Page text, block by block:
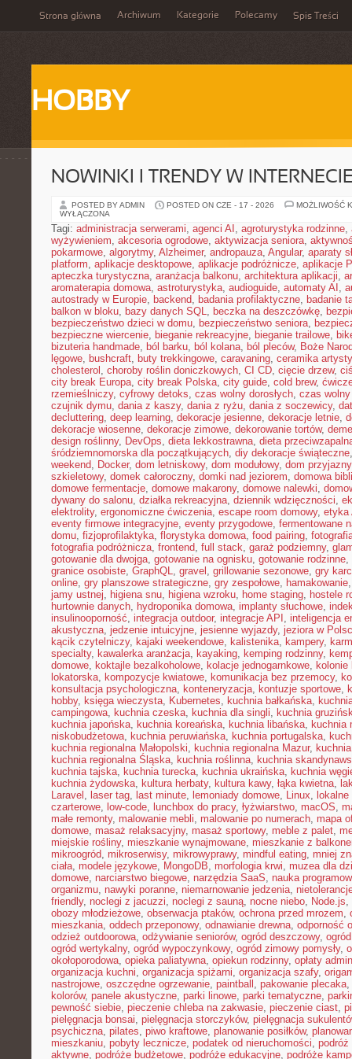
Strona główna Archiwum Kategorie Polecamy Spis Treści
HOBBY
NOWINKI I TRENDY W
POSTED BY ADMIN POSTED ON CZE - 17 - 2026
MOŻLIWOŚĆ
WYŁĄCZONA
Tagi: administracja serwerami, agenci AI , agroturystyka rodzinne,
wyżywieniem, akcesoria ogrodowe, aktywizacja seniora,
pokarmowe, algorytmy, Alzheimer, andropauza, Angular, aparaty
platform, aplikacje desktopowe, aplikacje podróżnicze, aplikacje
apteczka turystyczna, aranżacja balkonu, architektura aplikacji,
aromaterapia domowa, astroturystyka, audioguide, automaty AI ,
autostrady w Europie, backend, badania profilaktyczne, badanie
balkon w bloku, bazy danych SQL, beczka na deszczówkę,
bezpieczeństwo dzieci w domu, bezpieczeństwo seniora,
bezpieczne wiercenie, bieganie rekreacyjne, bieganie trailowe,
bizuteria handmade, ból barku, ból kolana, ból pleców, Boże
lęgowe, bushcraft, buty trekkingowe, caravaning, ceramika
cholesterol , choroby roślin doniczkowych, CI CD, cięcie drzew,
city break Europa, city break Polska, city guide, cold brew,
rzemieślniczy, cyfrowy detoks, czas wolny dorosłych, czas
czujnik dymu, dania z kaszy, dania z ryżu, dania z soczewicy,
decluttering, deep learning, dekoracje jesienne, dekoracje letnie,
dekoracje wiosenne, dekoracje zimowe, dekorowanie tortów,
design roślinny, DevOps, dieta lekkostrawna, dieta
śródziemnomorska dla początkujących, diy dekoracje świąteczne
weekend, Docker, dom letniskowy, dom modułowy, dom
szkieletowy, domek całoroczny, domki nad jeziorem, domowa
domowe fermentacje, domowe makarony, domowe nalewki,
dywany do salonu, działka rekreacyjna, dziennik wdzięczności,
elektrolity, ergonomiczne ćwiczenia, escape room domowy, etyka
eventy firmowe integracyjne, eventy przygodowe, fermentowane
domu, fizjoprofilaktyka, florystyka domowa, food pairing,
fotografia podróżnicza, frontend, full stack, garaż podziemny,
gotowanie dla dwojga, gotowanie na ognisku, gotowanie rodzinne,
granice osobiste, GraphQL, gravel , grillowanie sezonowe, gry
online, gry planszowe strategiczne, gry zespołowe, hamakowanie
jamy ustnej, higiena snu, higiena wzroku, home staging, hostele
hurtownie danych, hydroponika domowa, implanty słuchowe,
insulinooporność, integracja outdoor, integracje API , inteligencja
akustyczna, jedzenie intuicyjne, jesienne wyjazdy, jeziora w
kącik czytelniczy, kajaki weekendowe, kalistenika, kampery,
specialty, kawalerka aranżacja, kayaking, kemping rodzinny,
domowe, koktajle bezalkoholowe, kolacje jednogarnkowe, kolonie
lokatorska, kompozycje kwiatowe, komunikacja bez przemocy,
konsultacja psychologiczna, konteneryzacja, kontuzje sportowe,
hobby, księga wieczysta, Kubernetes, kuchnia bałkańska,
campingowa, kuchnia czeska, kuchnia dla singli, kuchnia
kuchnia japońska, kuchnia koreańska, kuchnia libańska, kuchnia
niskobudżetowa, kuchnia peruwiańska, kuchnia portugalska,
kuchnia regionalna Małopolski, kuchnia regionalna Mazur,
kuchnia regionalna Śląska, kuchnia roślinna, kuchnia
kuchnia tajska, kuchnia turecka, kuchnia ukraińska, kuchnia
kuchnia żydowska, kultura herbaty, kultura kawy, łąka kwietna,
Laravel , laser tag, last minute, lemoniady domowe, Linux,
czarterowe, low-code, lunchbox do pracy, łyżwiarstwo, macOS,
małe remonty, malowanie mebli, malowanie po numerach, mapa
domowe, masaż relaksacyjny, masaż sportowy, meble z palet,
miejskie rośliny, mieszkanie wynajmowane, mieszkanie z
mikroogród, mikroserwisy, mikrowyprawy, mindful eating, mniej
ciała, modele językowe, MongoDB, morfologia krwi, muzea dla
domowe, narciarstwo biegowe, narzędzia SaaS, nauka
organizmu, nawyki poranne, niemarnowanie jedzenia,
friendly, noclegi z jacuzzi, noclegi z sauną, nocne niebo, Node.js,
obozy młodzieżowe, obserwacja ptaków, ochrona przed mrozem,
mieszkania, oddech przeponowy, odnawianie drewna, odporność
odzież outdoorowa, odżywianie seniorów, ogród deszczowy,
ogród wertykalny, ogród wypoczynkowy, ogród zimowy pomysły,
okołoporodowa, opieka paliatywna, opiekun rodzinny, opłaty
organizacja kuchni, organizacja spiżarni, organizacja szafy,
nastrojowe, oszczędne ogrzewanie, paintball , pakowanie plecaka,
kolorów, panele akustyczne, parki linowe, parki tematyczne,
pewność siebie, pieczenie chleba na zakwasie, pieczenie ciast,
pielęgnacja bonsai, pielęgnacja storczyków, pielęgnacja
psychiczna, pilates, piwo kraftowe, planowanie posiłków,
mieszkaniu, pobyty lecznicze, podatek od nieruchomości, podróż
aktywne, podróże budżetowe, podróże edukacyjne, podróże